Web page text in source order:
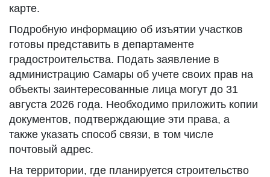
карте.
Подробную информацию об изъятии участков
готовы представить в департаменте
градостроительства. Подать заявление в
администрацию Самары об учете своих прав на
объекты заинтересованные лица могут до 31
августа 2026 года. Необходимо приложить копии
документов, подтверждающие эти права, а
также указать способ связи, в том числе
почтовый адрес.
На территории, где планируется строительство